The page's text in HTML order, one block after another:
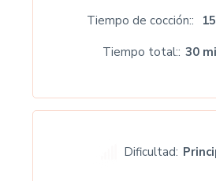
Tiempo de cocción:
Tiempo total: 30
Dificultad: